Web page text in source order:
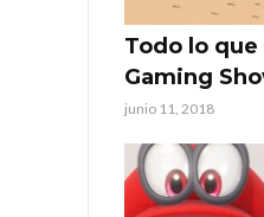
Todo lo
Gaming
junio 11, 2018